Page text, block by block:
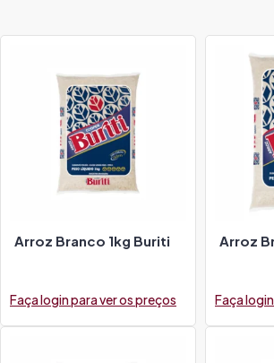
Arroz Branco 1kg Buriti
Faça login para ver os preços
Arroz
Faça